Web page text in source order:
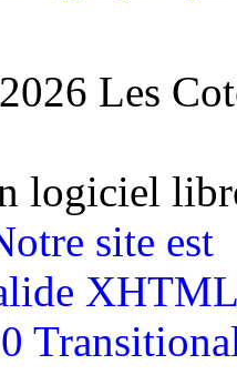
Les
logiciel